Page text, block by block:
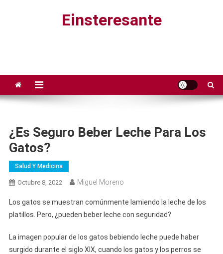
Einsteresante
¿Es Seguro Beber Leche Para Los
Gatos?
Salud Y Medicina
Octubre 8, 2022 Miguel Moreno
Los gatos se muestran comúnmente lamiendo la leche de los
platillos. Pero, ¿pueden beber leche con seguridad?
La imagen popular de los gatos bebiendo leche puede haber
surgido durante el siglo XIX, cuando los gatos y los perros se